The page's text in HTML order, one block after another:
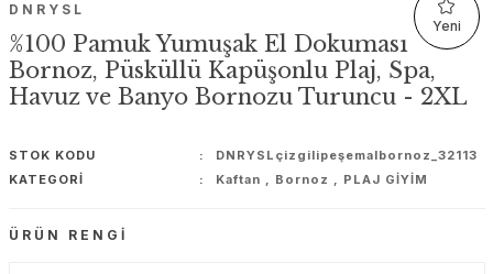
Yeni
DNRYSL
%100 Pamuk Yumuşak El Dokuması
Bornoz, Püsküllü Kapüşonlu Plaj, Spa,
Havuz ve Banyo Bornozu Turuncu - 2XL
STOK KODU
DNRYSLçizgilipeşemalbornoz_32113
KATEGORI
Kaftan , Bornoz , PLAJ GİYİM
ÜRÜN RENGI